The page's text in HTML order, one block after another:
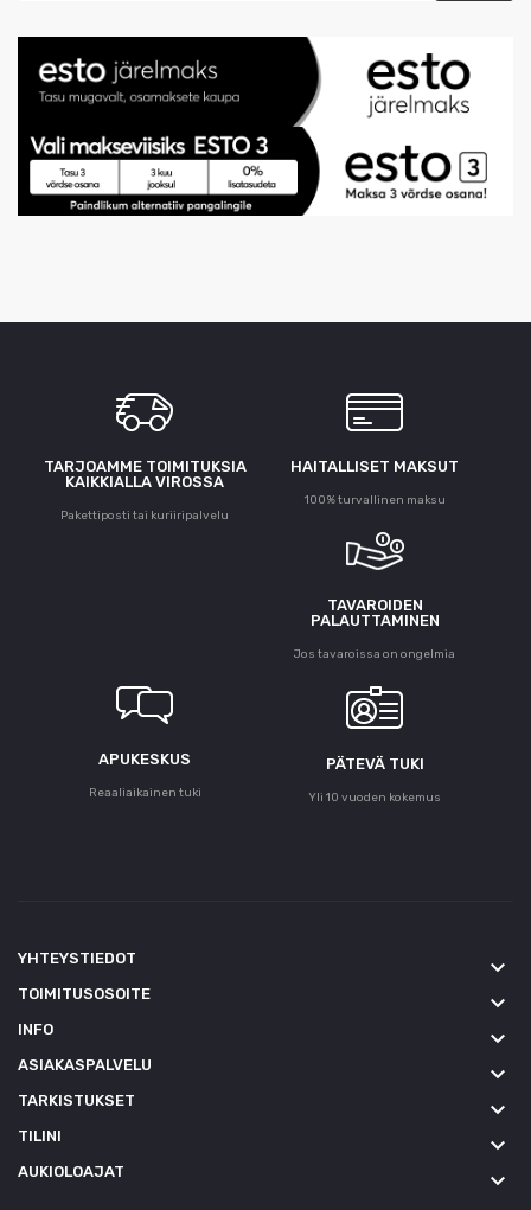
TARJOAMME TOIMITUKSIA
KAIKKIALLA VIROSSA
Pakettiposti tai kuriiripalvelu
HAITALLISET MAKSUT
100% turvallinen maksu
TAVAROIDEN
PALAUTTAMINEN
Jos tavaroissa on ongelmia
APUKESKUS
Reaaliaikainen tuki
PÄTEVÄ TUKI
Yli 10 vuoden kokemus
YHTEYSTIEDOT keyboard_arrow_down
TOIMITUSOSOITE keyboard_arrow_down
INFO keyboard_arrow_down
ASIAKASPALVELU keyboard_arrow_down
TARKISTUKSET keyboard_arrow_down
TILINI keyboard_arrow_down
AUKIOLOAJAT keyboard_arrow_down